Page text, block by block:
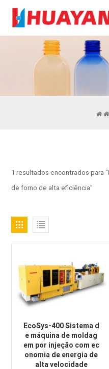
1 resultados encontrados para
de forno de alta eficiência"
EcoSys-400 Sistema d
e máquina de moldag
em por injeção com ec
onomia de energia de
alta velocidade